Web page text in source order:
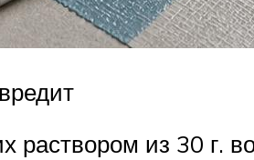
раствором из 30 г.